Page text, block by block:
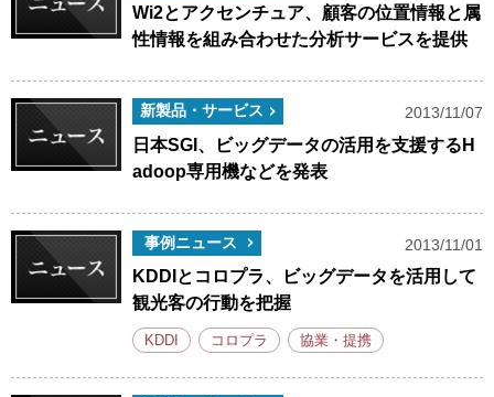
Wi2とアクセンチュア、顧客の位置情報と属
性情報を組み合わせた分析サービスを提供
新製品・サービス 2013/11/07
日本SGI、ビッグデータの活用を支援するH
adoop専用機などを発表
事例ニュース 2013/11/01
KDDIとコロプラ、ビッグデータを活用して
観光客の行動を把握
KDDI コロプラ 協業・提携